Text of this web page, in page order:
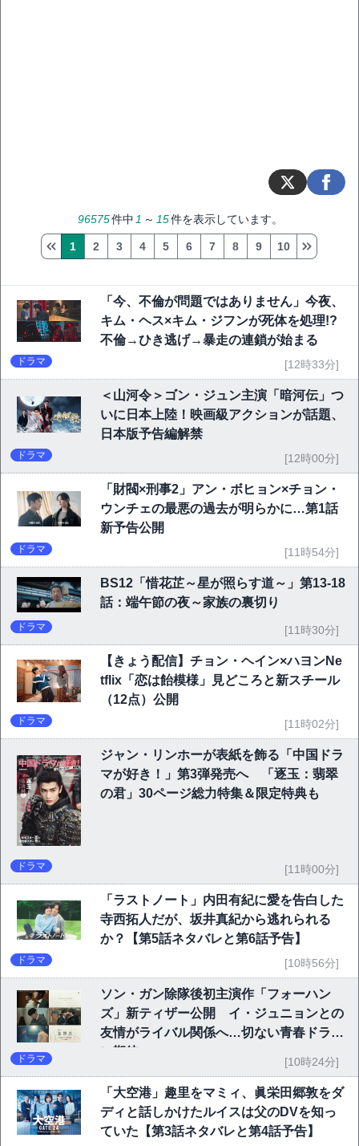
96575件中 1 ～ 15件を表示しています。
1 2 3 4 5 6 7 8 9 10
「今、不倫が問題ではありません」今夜、
キム・ヘス×キム・ジフンが死体を処理!?
不倫→ひき逃げ→暴走の連鎖が始まる
ドラマ [12時33分]
＜山河令＞ゴン・ジュン主演「暗河伝」つ
いに日本上陸！映画級アクションが話題、
日本版予告編解禁
ドラマ [12時00分]
「財閥×刑事2」アン・ボヒョン×チョン・
ウンチェの最悪の過去が明らかに…第1話
新予告公開
ドラマ [11時54分]
BS12「惜花芷～星が照らす道～」第13-18
話：端午節の夜～家族の裏切り
ドラマ [11時30分]
【きょう配信】チョン・ヘイン×ハヨンNe
tflix「恋は飴模様」見どころと新スチール
（12点）公開
ドラマ [11時02分]
ジャン・リンホーが表紙を飾る「中国ドラ
マが好き！」第3弾発売へ 「逐玉：翡翠
の君」30ページ総力特集＆限定特典も
ドラマ [11時00分]
「ラストノート」内田有紀に愛を告白した
寺西拓人だが、坂井真紀から逃れられる
か？【第5話ネタバレと第6話予告】
ドラマ [10時56分]
ソン・ガン除隊後初主演作「フォーハン
ズ」新ティザー公開 イ・ジュニョンとの
友情がライバル関係へ…切ない青春ドラマ
に期待
ドラマ [10時24分]
「大空港」趣里をマミィ、眞栄田郷敦をダ
ディと話しかけたルイスは父のDVを知っ
ていた【第3話ネタバレと第4話予告】